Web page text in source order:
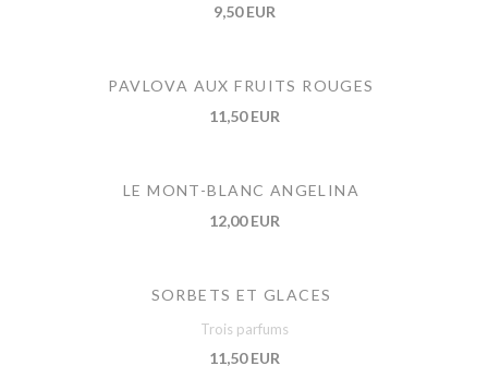
9,50 EUR
PAVLOVA AUX FRUITS ROUGES
11,50 EUR
LE MONT-BLANC ANGELINA
12,00 EUR
SORBETS ET GLACES
Trois parfums
11,50 EUR